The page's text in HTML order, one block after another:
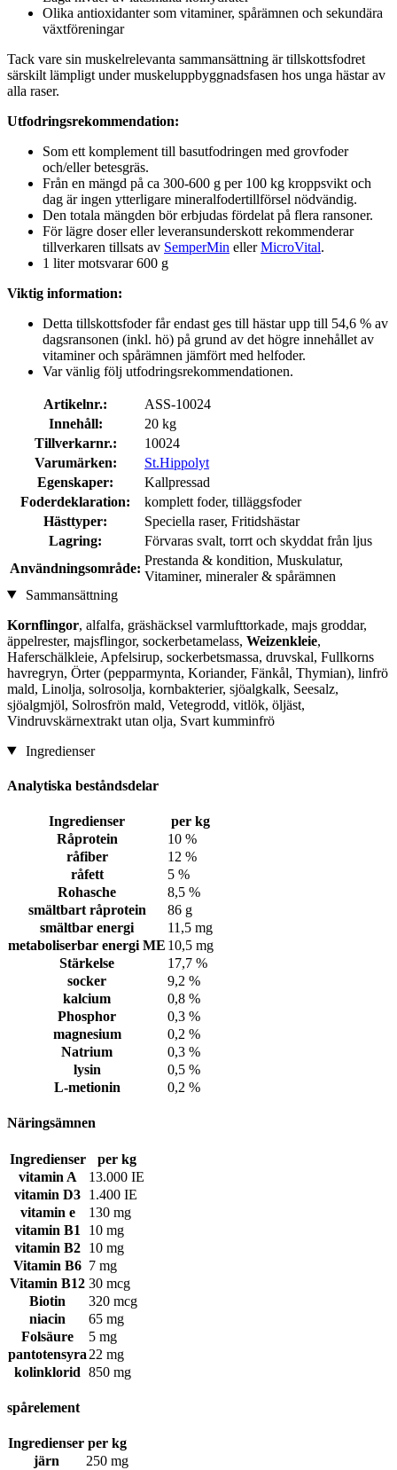
Olika antioxidanter som vitaminer, spårämnen och sekundära
växtföreningar
Tack vare sin muskelrelevanta sammansättning är tillskottsfodret
särskilt lämpligt under muskeluppbyggnadsfasen hos unga hästar av
alla raser.
Utfodringsrekommendation:
Som ett komplement till basutfodringen med grovfoder
och/eller betesgräs.
Från en mängd på ca 300-600 g per 100 kg kroppsvikt och
dag är ingen ytterligare mineralfodertillförsel nödvändig.
Den totala mängden bör erbjudas fördelat på flera ransoner.
För lägre doser eller leveransunderskott rekommenderar
tillverkaren tillsats av SemperMin ellerMicroVital.
1 liter motsvarar 600 g
Viktig information:
Detta tillskottsfoder får endast ges till hästar upp till 54,6 % av
dagsransonen (inkl. hö) på grund av det högre innehållet av
vitaminer och spårämnen jämfört med helfoder.
Var vänlig följ utfodringsrekommendationen.
Artikelnr.:
ASS-10024
Innehåll:
20 kg
Tillverkarnr.:
10024
Varumärken:
St.Hippolyt
Egenskaper:
Kallpressad
Foderdeklaration:
komplett foder, tilläggsfoder
Hästtyper:
Speciella raser, Fritidshästar
Lagring:
Förvaras svalt, torrt och skyddat från ljus
Användningsområde:
Prestanda & kondition, Muskulatur,
Vitaminer, mineraler & spårämnen
Sammansättning
Kornflingor, alfalfa, gräshäcksel varmlufttorkade, majs groddar,
äppelrester, majsflingor, sockerbetamelass, Weizenkleie,
Haferschälkleie, Apfelsirup, sockerbetsmassa, druvskal, Fullkorns
havregryn, Örter (pepparmynta, Koriander, Fänkål, Thymian), linfrö
mald, Linolja, solrosolja, kornbakterier, sjöalgkalk, Seesalz,
sjöalgmjöl, Solrosfrön mald, Vetegrodd, vitlök, öljäst,
Vindruvskärnextrakt utan olja, Svart kumminfrö
Ingredienser
Analytiska beståndsdelar
Ingredienser
per kg
Råprotein
10 %
råfiber
12 %
råfett
5 %
Rohasche
8,5 %
smältbart råprotein
86 g
smältbar energi
11,5 mg
metaboliserbar energi ME 10,5 mg
Stärkelse
17,7 %
socker
9,2 %
kalcium
0,8 %
Phosphor
0,3 %
magnesium
0,2 %
Natrium
0,3 %
lysin
0,5 %
L-metionin
0,2 %
Näringsämnen
Ingredienser
per kg
vitamin A
13.000 IE
vitamin D3 1.400 IE
vitamin e
130 mg
vitamin B1
10 mg
vitamin B2
10 mg
Vitamin B6 7 mg
Vitamin B12 30 mcg
Biotin
320 mcg
niacin
65 mg
Folsäure
5 mg
pantotensyra 22 mg
kolinklorid 850 mg
spårelement
Ingredienser per kg
järn
250 mg